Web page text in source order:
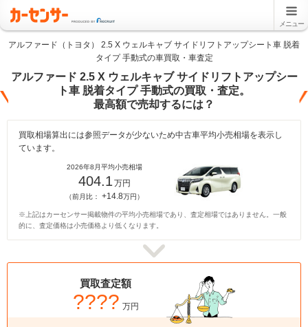
メニュー
アルファード（トヨタ） 2.5 X ウェルキャブ サイドリフトアップシート車 脱着
タイプ 手動式の車買取・車査定
アルファード 2.5 X ウェルキャブ サイドリフトアップシー
ト車 脱着タイプ 手動式の買取・査定。
最高額で売却するには？
買取相場算出には参照データが少ないため中古車平均小売相場を表示し
ています。
2026年8月平均小売相場
404.1 万円
（前月比： +14.8万円）
※上記はカーセンサー掲載物件の平均小売相場であり、査定相場ではありません。一般
的に、査定価格は小売価格より低くなります。
買取査定額
???? 万円